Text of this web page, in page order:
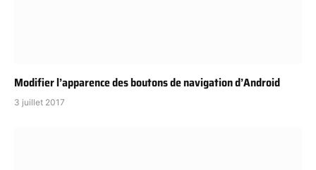
Modifier l’apparence des boutons de navigation d’Android
3 juillet 2017